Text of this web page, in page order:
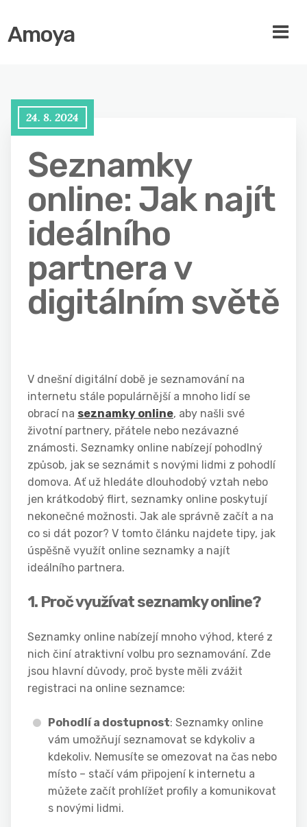
Amoya
24. 8. 2024
Seznamky
online: Jak najít
ideálního
partnera v
digitálním světě
V dnešní digitální době je seznamování na
internetu stále populárnější a mnoho lidí se
obrací na seznamky online, aby našli své
životní partnery, přátele nebo nezávazné
známosti. Seznamky online nabízejí pohodlný
způsob, jak se seznámit s novými lidmi z pohodlí
domova. Ať už hledáte dlouhodobý vztah nebo
jen krátkodobý flirt, seznamky online poskytují
nekonečné možnosti. Jak ale správně začít a na
co si dát pozor? V tomto článku najdete tipy, jak
úspěšně využít online seznamky a najít
ideálního partnera.
1. Proč využívat seznamky online?
Seznamky online nabízejí mnoho výhod, které z
nich činí atraktivní volbu pro seznamování. Zde
jsou hlavní důvody, proč byste měli zvážit
registraci na online seznamce:
Pohodlí a dostupnost: Seznamky online
vám umožňují seznamovat se kdykoliv a
kdekoliv. Nemusíte se omezovat na čas nebo
místo – stačí vám připojení k internetu a
můžete začít prohlížet profily a komunikovat
s novými lidmi.